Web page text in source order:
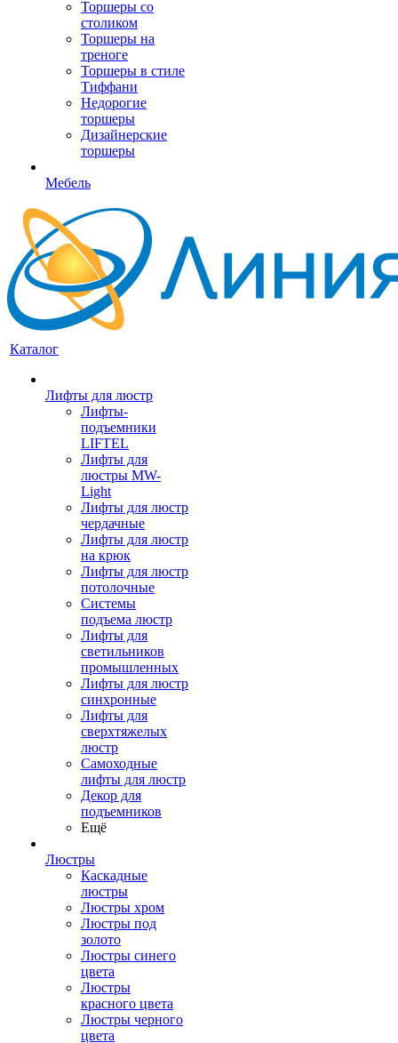
Торшеры со
столиком
Торшеры на
треноге
Торшеры в стиле
Тиффани
Недорогие
торшеры
Дизайнерские
торшеры
Мебель
Каталог
Лифты для люстр
Лифты-
подъемники
LIFTEL
Лифты для
люстры MW-
Light
Лифты для люстр
чердачные
Лифты для люстр
на крюк
Лифты для люстр
потолочные
Системы
подъема люстр
Лифты для
светильников
промышленных
Лифты для люстр
синхронные
Лифты для
сверхтяжелых
люстр
Самоходные
лифты для люстр
Декор для
подъемников
Ещё
Люстры
Каскадные
люстры
Люстры хром
Люстры под
золото
Люстры синего
цвета
Люстры
красного цвета
Люстры черного
цвета